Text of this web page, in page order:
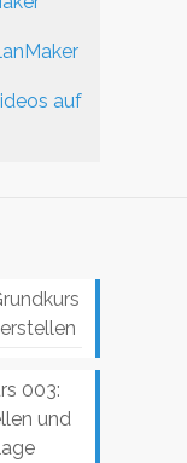
auf
003:
und